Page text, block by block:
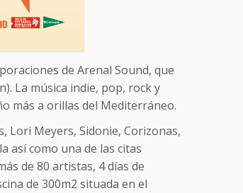
de Arenal Sound, que
La música indie, pop, rock y
más a orillas del Mediterráneo.
Lori Meyers, Sidonie, Corizonas,
así como una de las citas
de 80 artistas, 4 días de
de 300m2 situada en el